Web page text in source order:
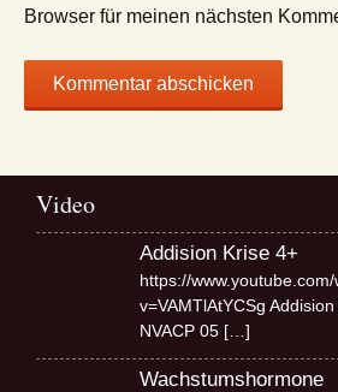
Browser für meinen nächsten
Video
Addision Krise 4+
https://
v=VAMTlAtYCSg
NVACP 05[…]
Wachstumshormone